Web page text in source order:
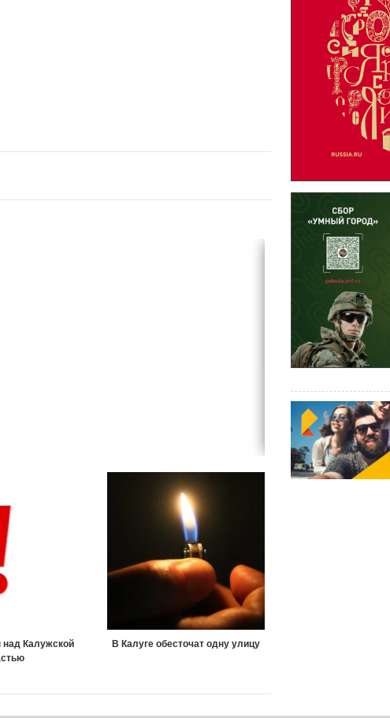
Калужской
В Калуге обесточат одну улицу